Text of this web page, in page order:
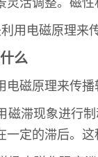
活调整。磁
用电磁原理来
么
磁原理来传
磁滞现象进行
定的滞后。